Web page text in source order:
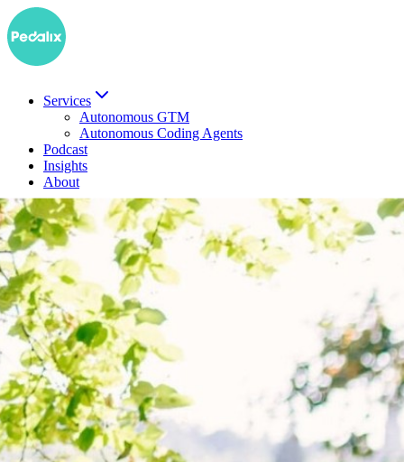
Services
Autonomous GTM
Autonomous Coding Agents
Podcast
Insights
About
ENDemo buchen